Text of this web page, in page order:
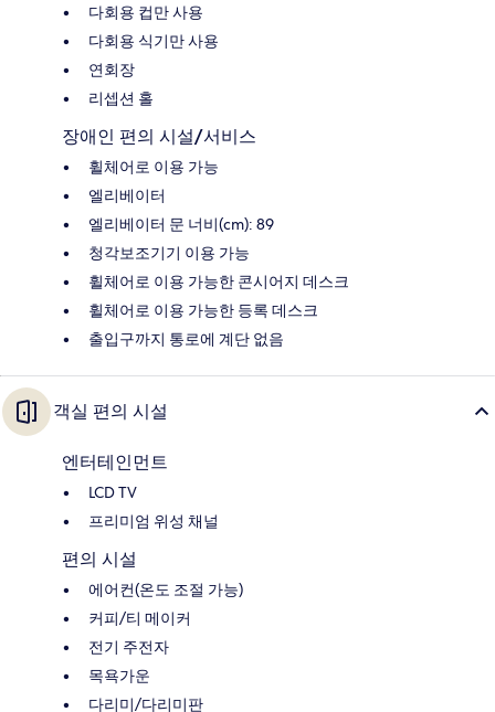
다회용 컵만 사용
다회용 식기만 사용
연회장
리셉션 홀
장애인 편의 시설/서비스
휠체어로 이용 가능
엘리베이터
엘리베이터 문 너비(cm): 89
청각보조기기 이용 가능
휠체어로 이용 가능한 콘시어지 데스크
휠체어로 이용 가능한 등록 데스크
출입구까지 통로에 계단 없음
객실 편의 시설
엔터테인먼트
LCD TV
프리미엄 위성 채널
편의 시설
에어컨(온도 조절 가능)
커피/티 메이커
전기 주전자
목욕가운
다리미/다리미판